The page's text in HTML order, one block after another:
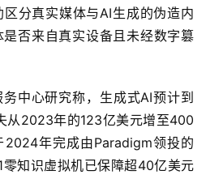
分真实媒体与AI生成的伪造内
否来自真实设备且未经数字篡
中心研究称，生成式AI预计到
从2023年的123亿美元增至400
年完成由Paradigm领投的
知识虚拟机已保障超40亿美元